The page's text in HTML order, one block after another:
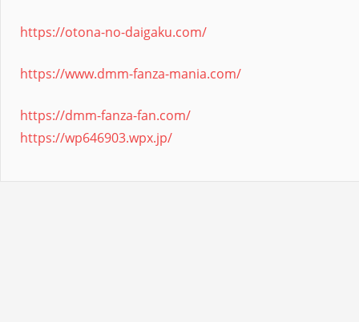
https://otona-no-daigaku.com/
https://www.dmm-fanza-mania.com/
https://dmm-fanza-fan.com/
https://wp646903.wpx.jp/